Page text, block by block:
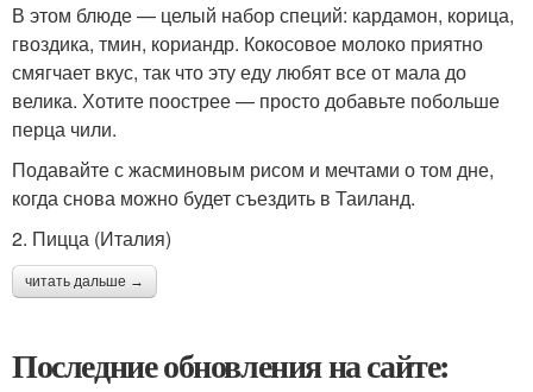
В этом блюде — целый набор специй: кардамон, корица,
гвоздика, тмин, кориандр. Кокосовое молоко приятно
смягчает вкус, так что эту еду любят все от мала до
велика. Хотите поострее — просто добавьте побольше
перца чили.
Подавайте с жасминовым рисом и мечтами о том дне,
когда снова можно будет съездить в Таиланд.
2. Пицца (Италия)
читать дальше →
Последние обновления на сайте: